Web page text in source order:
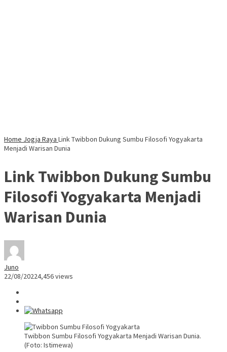
Home Jogja Raya Link Twibbon Dukung Sumbu Filosofi Yogyakarta
Menjadi Warisan Dunia
Link Twibbon Dukung Sumbu
Filosofi Yogyakarta Menjadi
Warisan Dunia
Juno
22/08/20224,456 views
Twibbon Sumbu Filosofi Yogyakarta Menjadi Warisan Dunia.
(Foto: Istimewa)